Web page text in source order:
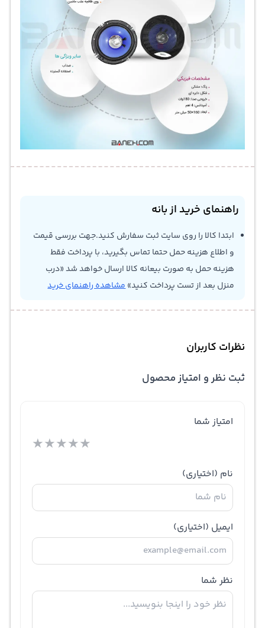
راهنمای خرید از بانه
ابتدا کالا را روی سایت ثبت سفارش کنید.جهت بررسی قیمت
و اطلاع هزینه حمل حتما تماس بگیرید، با پرداخت فقط
هزینه حمل به صورت بیعانه کالا ارسال خواهد شد «درب
منزل بعد از تست پرداخت کنید»مشاهده راهنمای خرید
نظرات کاربران
ثبت نظر و امتیاز محصول
امتیاز شما
★★★★★
نام (اختیاری)
ایمیل (اختیاری)
نظر شما